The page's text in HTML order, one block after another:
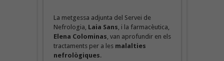
La metgessa adjunta del Servei de
Nefrologia, Laia Sans , i la farmacèutica,
Elena Colominas , van aprofundir en els
tractaments per a les malalties
nefrològiques.